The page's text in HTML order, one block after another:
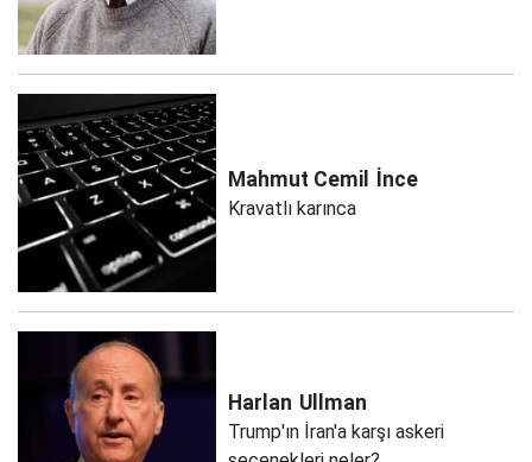
Mahmut Cemil İnce
Kravatlı karınca
Harlan Ullman
Trump'ın İran'a karşı askeri